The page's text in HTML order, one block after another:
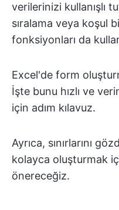
verilerinizi kullanışlı
sıralama veya koşul
fonksiyonları da
Excel'de form
İşte bunu hızlı ve
için adım kılavuz.
Ayrıca, sınırlarını
kolayca oluşturmak
önereceğiz.